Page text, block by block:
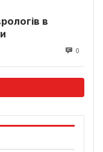
в
0